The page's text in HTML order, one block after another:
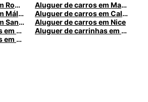
Aluguer de carros em Roma
Aluguer de carros em Madrid
Aluguer de carros em Málaga
Aluguer de carros em Caldas da Rainha
Aluguer de carros em Santa Maria da Feira
Aluguer de carros em Nice
Aluguer de carrinhas em Nice
Aluguer de carrinhas em Santa Maria da Feira
Aluguer de carrinhas em Caldas da Rainha